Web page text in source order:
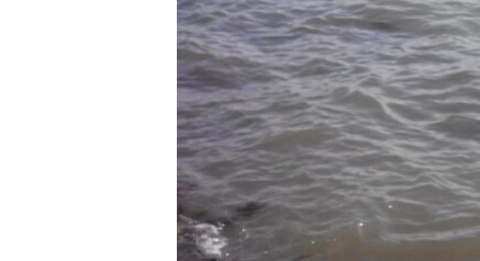
КРЫМ.НЕПОКОРЕННЫЙ
УКРАИНСКАЯ ПРОБЛЕМА КРЫМА